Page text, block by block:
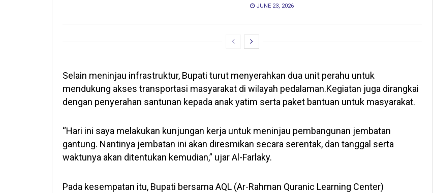
JUNE 23, 2026
Selain meninjau infrastruktur, Bupati turut menyerahkan dua unit perahu untuk
mendukung akses transportasi masyarakat di wilayah pedalaman.Kegiatan juga dirangkai
dengan penyerahan santunan kepada anak yatim serta paket bantuan untuk masyarakat.
“Hari ini saya melakukan kunjungan kerja untuk meninjau pembangunan jembatan
gantung. Nantinya jembatan ini akan diresmikan secara serentak, dan tanggal serta
waktunya akan ditentukan kemudian,” ujar Al-Farlaky.
Pada kesempatan itu, Bupati bersama AQL (Ar-Rahman Quranic Learning Center)